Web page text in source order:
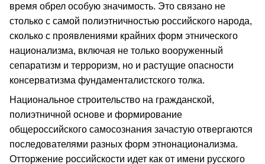
время обрел особую значимость. Это связано не
столько с самой полиэтничностью российского народа,
сколько с проявлениями крайних форм этнического
национализма, включая не только вооруженный
сепаратизм и терроризм, но и растущие опасности
консерватизма фундаменталистского толка.
Национальное строительство на гражданской,
полиэтничной основе и формирование
общероссийского самосознания зачастую отвергаются
последователями разных форм этнонационализма.
Отторжение российскости идет как от имени русского